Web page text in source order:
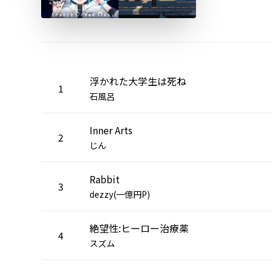
1 浮かれた大学生は死ね
石風呂
2 Inner Arts
じん
3 Rabbit
dezzy(一億円P)
4 絶望性:ヒーロー治療薬
スズム